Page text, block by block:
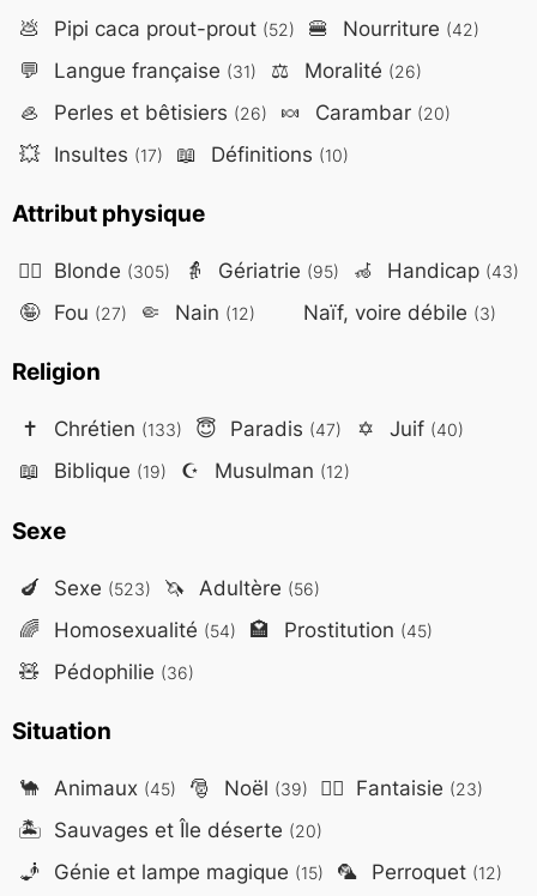
💩 Pipi caca prout-prout (52) 🍔 Nourriture (42)
💬 Langue française (31) ⚖️ Moralité (26)
🦪 Perles et bêtisiers (26) 🍬 Carambar (20)
💥 Insultes (17) 📖 Définitions (10)
Attribut physique
👱‍♀️ Blonde (305) 👵 Gériatrie (95) 🦽 Handicap (43)
🤪 Fou (27) 🤏 Nain (12) Naïf, voire débile (3)
Religion
✝️ Chrétien (133) 😇 Paradis (47) ✡️ Juif (40)
📖 Biblique (19) ☪️ Musulman (12)
Sexe
🍆 Sexe (523) 🦄 Adultère (56)
🌈 Homosexualité (54) 🏩 Prostitution (45)
🧸 Pédophilie (36)
Situation
🐪 Animaux (45) 🎅 Noël (39) 🧙‍♂️ Fantaisie (23)
🏝️ Sauvages et Île déserte (20)
🧞 Génie et lampe magique (15) 🦜 Perroquet (12)